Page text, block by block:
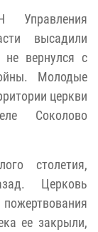
Управления
высадили
вернулся с
Молодые
церкви
Соколово
столетия,
Церковь
ее закрыли,